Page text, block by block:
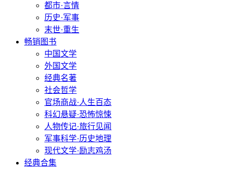
都市·言情
历史·军事
末世·重生
畅销图书
中国文学
外国文学
经典名著
社会哲学
官场商战·人生百态
科幻悬疑·恐怖惊悚
人物传记·旅行见闻
军事科学·历史地理
现代文学·励志鸡汤
经典合集